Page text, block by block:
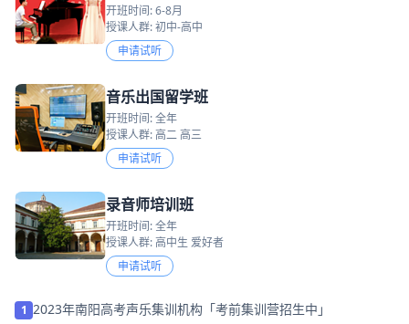
开班时间: 6-8月
授课人群: 初中-高中
申请试听
音乐出国留学班
开班时间: 全年
授课人群: 高二 高三
申请试听
录音师培训班
开班时间: 全年
授课人群: 高中生 爱好者
申请试听
1 2023年南阳高考声乐集训机构「考前集训营招生中」